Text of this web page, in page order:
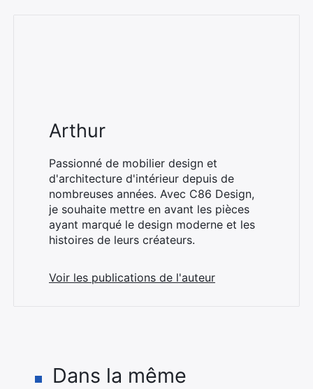
Arthur
Passionné de mobilier design et
d'architecture d'intérieur depuis de
nombreuses années. Avec C86 Design,
je souhaite mettre en avant les pièces
ayant marqué le design moderne et les
histoires de leurs créateurs.
Voir les publications de l'auteur
Dans la même